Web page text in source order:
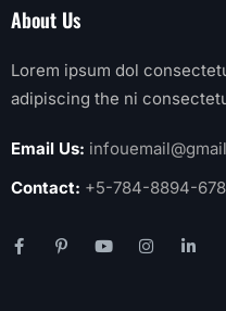
About Us
Lorem ipsum dol
adipiscing the ni
Email Us:
Contact: +5-784-8894-678